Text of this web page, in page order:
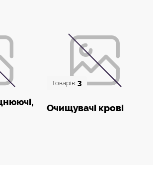
Товарів: 3
Очищувачі крові